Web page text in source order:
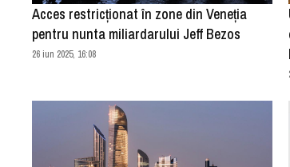
Acces restricționat în zone din Veneția
pentru nunta miliardarului Jeff Bezos
26 iun 2025, 16:08